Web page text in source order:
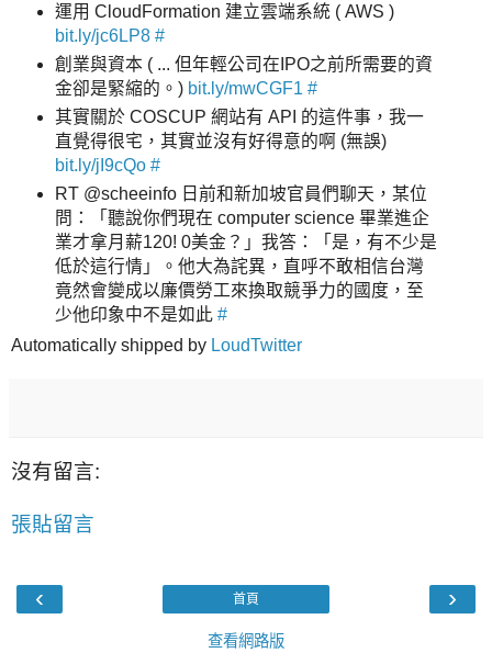
運用 CloudFormation 建立雲端系統 ( AWS )
bit.ly/jc6LP8 #
創業與資本 ( ... 但年輕公司在IPO之前所需要的資
金卻是緊縮的。) bit.ly/mwCGF1 #
其實關於 COSCUP 網站有 API 的這件事，我一
直覺得很宅，其實並沒有好得意的啊 (無誤)
bit.ly/jI9cQo #
RT @scheeinfo 日前和新加坡官員們聊天，某位
問：「聽說你們現在 computer science 畢業進企
業才拿月薪120! 0美金？」我答：「是，有不少是
低於這行情」。他大為詫異，直呼不敢相信台灣
竟然會變成以廉價勞工來換取競爭力的國度，至
少他印象中不是如此 #
Automatically shipped by LoudTwitter
沒有留言:
張貼留言
‹ ›
首頁
查看網路版